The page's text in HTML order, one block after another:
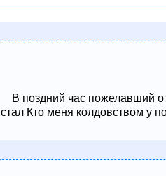
В поздний час пожелавший
стал Кто меня колдовством у